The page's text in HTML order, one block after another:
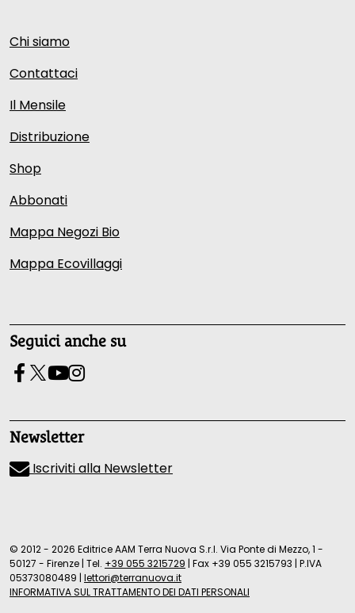
Chi siamo
Contattaci
Il Mensile
Distribuzione
Shop
Abbonati
Mappa Negozi Bio
Mappa Ecovillaggi
Seguici anche su
Newsletter
Iscriviti alla Newsletter
© 2012 - 2026 Editrice AAM Terra Nuova S.r.l. Via Ponte di Mezzo, 1 -
50127 - Firenze | Tel. +39 055 3215729 | Fax +39 055 3215793 | P.IVA
05373080489 | lettori@terranuova.it
INFORMATIVA SUL TRATTAMENTO DEI DATI PERSONALI